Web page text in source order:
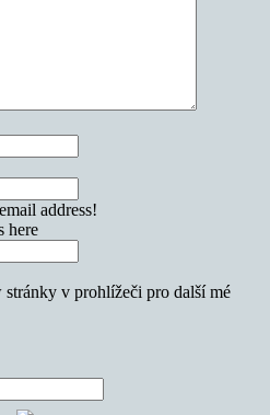
address!
here
v prohlížeči pro další mé